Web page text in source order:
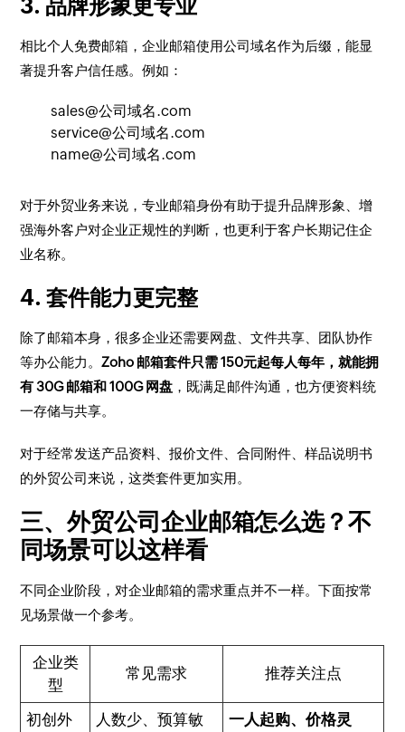
3. 品牌形象更专业
相比个人免费邮箱，企业邮箱使用公司域名作为后缀，能显
著提升客户信任感。例如：
sales@公司域名.com
service@公司域名.com
name@公司域名.com
对于外贸业务来说，专业邮箱身份有助于提升品牌形象、增
强海外客户对企业正规性的判断，也更利于客户长期记住企
业名称。
4. 套件能力更完整
除了邮箱本身，很多企业还需要网盘、文件共享、团队协作
等办公能力。Zoho 邮箱套件只需 150元起每人每年，就能拥
有 30G 邮箱和 100G 网盘 ，既满足邮件沟通，也方便资料统
一存储与共享。
对于经常发送产品资料、报价文件、合同附件、样品说明书
的外贸公司来说，这类套件更加实用。
三、外贸公司企业邮箱怎么选？不
同场景可以这样看
不同企业阶段，对企业邮箱的需求重点并不一样。下面按常
见场景做一个参考。
企业类
型
常见需求 推荐关注点
初创外
人数少、预算敏
一人起购、价格灵